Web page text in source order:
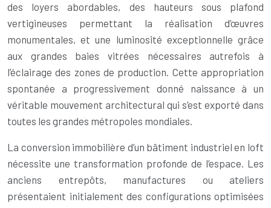
des loyers abordables, des hauteurs sous plafond
vertigineuses permettant la réalisation d’œuvres
monumentales, et une luminosité exceptionnelle grâce
aux grandes baies vitrées nécessaires autrefois à
l’éclairage des zones de production. Cette appropriation
spontanée a progressivement donné naissance à un
véritable mouvement architectural qui s’est exporté dans
toutes les grandes métropoles mondiales.
La conversion immobilière d’un bâtiment industriel en loft
nécessite une transformation profonde de l’espace. Les
anciens entrepôts, manufactures ou ateliers
présentaient initialement des configurations optimisées